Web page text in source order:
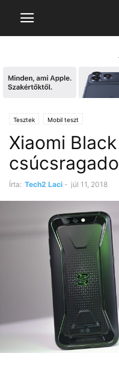
Tesztek Mobil teszt
Xiaomi
Írta: Tech2 Laci - júl 11, 2018